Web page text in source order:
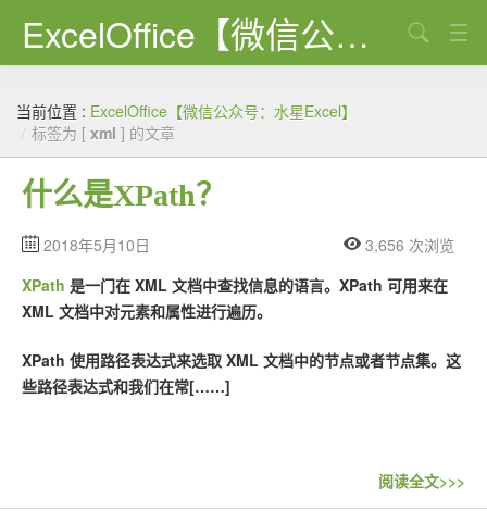
ExcelOffice【微信公众号：水星Excel】
资源下载
VBA代码大全
PPT VBA
Excel图表
Python
当前位置 : ExcelOffice【微信公众号：水星Excel】
/ 标签为 [ xml ] 的文章
什么是XPath？
2018年5月10日
3,656 次浏览
XPath 是一门在 XML 文档中查找信息的语言。XPath 可用来在
XML 文档中对元素和属性进行遍历。
XPath 使用路径表达式来选取 XML 文档中的节点或者节点集。这
些路径表达式和我们在常[……]
阅读全文>>>